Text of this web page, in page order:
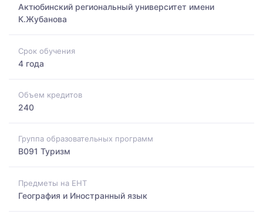
Актюбинский региональный университет имени
К.Жубанова
Срок обучения
4 года
Объем кредитов
240
Группа образовательных программ
B091 Туризм
Предметы на ЕНТ
География и Иностранный язык